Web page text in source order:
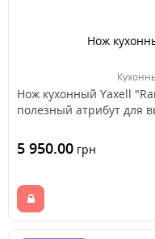
Нож
Нож кухонный Yaxell
полезный атрибут для
5 950.00 грн